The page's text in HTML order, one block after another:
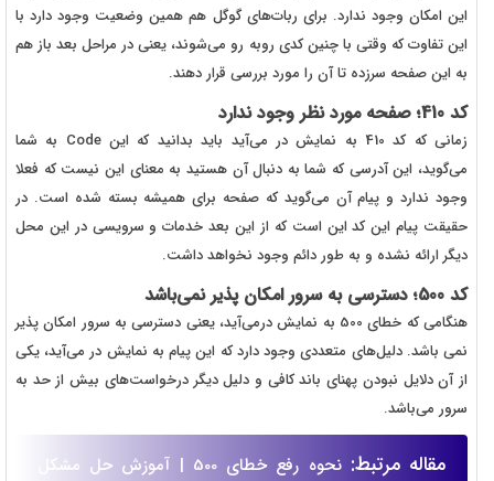
این امکان وجود ندارد. برای ربات‌های گوگل هم همین وضعیت وجود دارد با
این تفاوت که وقتی با چنین کدی روبه رو می‌شوند، یعنی در مراحل بعد باز هم
به این صفحه سرزده تا آن را مورد بررسی قرار دهند.
کد 410؛ صفحه مورد نظر وجود ندارد
زمانی که کد 410 به نمایش در می‌آید باید بدانید که این Code به شما
می‌گوید، این آدرسی که شما به دنبال آن هستید به معنای این نیست که فعلا
وجود ندارد و پیام آن می‌گوید که صفحه برای همیشه بسته شده است. در
حقیقت پیام این کد این است که از این بعد خدمات و سرویسی در این محل
دیگر ارائه نشده و به طور دائم وجود نخواهد داشت.
کد 500؛ دسترسی به سرور امکان پذیر نمی‌باشد
هنگامی که خطای 500 به نمایش درمی‌آید، یعنی دسترسی به سرور امکان پذیر
نمی باشد. دلیل‌های متعددی وجود دارد که این پیام به نمایش در می‌آید، یکی
از آن دلایل نبودن پهنای باند کافی و دلیل دیگر درخواست‌های بیش از حد به
سرور می‌باشد.
مقاله مرتبط:
نحوه رفع خطای 500 | آموزش حل مشکل